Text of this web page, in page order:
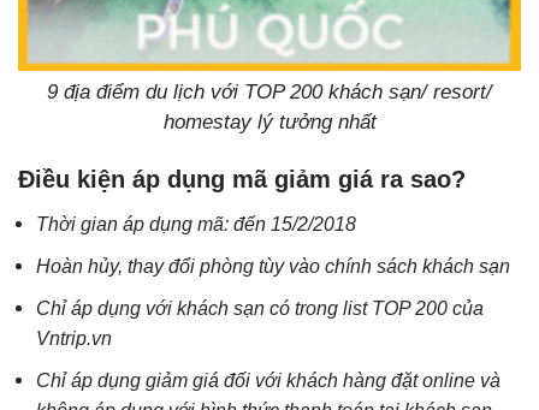
9 địa điểm du lịch với TOP 200 khách sạn/ resort/
homestay lý tưởng nhất
Điều kiện áp dụng mã giảm giá ra sao?
Thời gian áp dụng mã: đến 15/2/2018
Hoàn hủy, thay đổi phòng tùy vào chính sách khách sạn
Chỉ áp dụng với khách sạn có trong list TOP 200 của
Vntrip.vn
Chỉ áp dụng giảm giá đối với khách hàng đặt online và